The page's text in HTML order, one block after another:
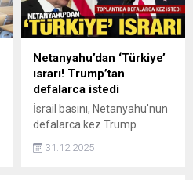
Ticaret Bakanlığı'ndan o
iddialara yanıt geldi.
Netanyahu’dan ‘Türkiye’
ısrarı! Trump’tan
defalarca istedi
İsrail basını, Netanyahu'nun
defalarca kez Trump
yönetiminden Türkiye'yi
Gazze Barış Gücü'nden
31.12.2025